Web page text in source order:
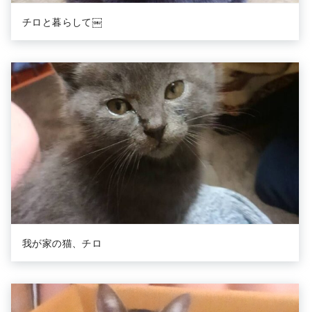
チロと暮らして￼
我が家の猫、チロ